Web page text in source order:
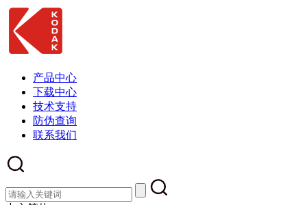
产品中心
下载中心
技术支持
防伪查询
联系我们